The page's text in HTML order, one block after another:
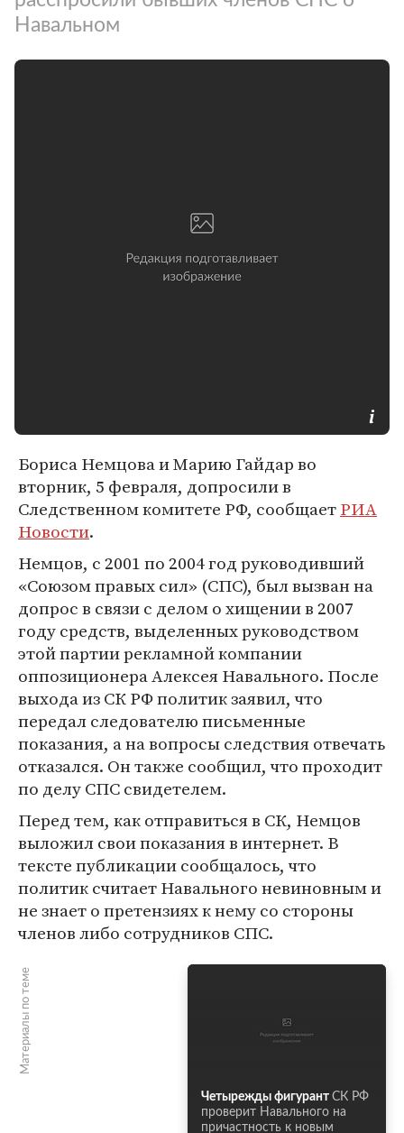
Навальном
Бориса Немцова и Марию Гайдар во
вторник, 5 февраля, допросили в
Следственном комитете РФ, сообщаетРИА
Новости.
Немцов, с 2001 по 2004 год руководивший
«Союзом правых сил» (СПС), был вызван на
допрос в связи с делом о хищении в 2007
году средств, выделенных руководством
этой партии рекламной компании
оппозиционера Алексея Навального. После
выхода из СК РФ политик заявил, что
передал следователю письменные
показания, а на вопросы следствия отвечать
отказался. Он также сообщил, что проходит
по делу СПС свидетелем.
Перед тем, как отправиться в СК, Немцов
выложил свои показания в интернет. В
тексте публикации сообщалось, что
политик считает Навального невиновным и
не знает о претензиях к нему со стороны
членов либо сотрудников СПС.
Материалы по теме
Четырежды фигурант СК РФ
проверит Навального на
причастность к новым